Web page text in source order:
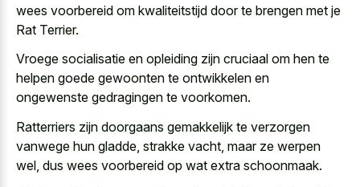
wees voorbereid om kwaliteitstijd door te brengen met je
Rat Terrier.
Vroege socialisatie en opleiding zijn cruciaal om hen te
helpen goede gewoonten te ontwikkelen en
ongewenste gedragingen te voorkomen.
Ratterriers zijn doorgaans gemakkelijk te verzorgen
vanwege hun gladde, strakke vacht, maar ze werpen
wel, dus wees voorbereid op wat extra schoonmaak.